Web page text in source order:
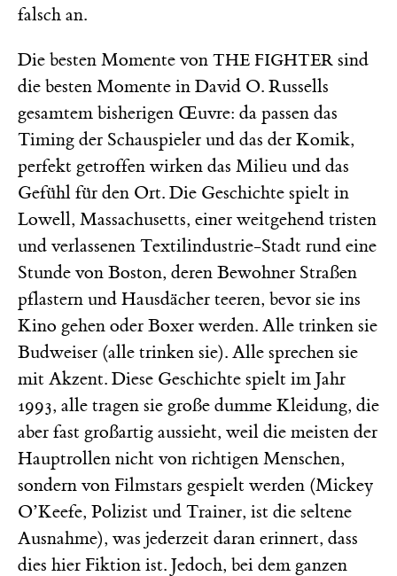
falsch an.
Die besten Momente von THE FIGHTER sind
die besten Momente in David O. Russells
gesamtem bisherigen Œuvre: da passen das
Timing der Schauspieler und das der Komik,
perfekt getroffen wirken das Milieu und das
Gefühl für den Ort. Die Geschichte spielt in
Lowell, Massachusetts, einer weitgehend tristen
und verlassenen Textilindustrie-Stadt rund eine
Stunde von Boston, deren Bewohner Straßen
pflastern und Hausdächer teeren, bevor sie ins
Kino gehen oder Boxer werden. Alle trinken sie
Budweiser (alle trinken sie). Alle sprechen sie
mit Akzent. Diese Geschichte spielt im Jahr
1993, alle tragen sie große dumme Kleidung, die
aber fast großartig aussieht, weil die meisten der
Hauptrollen nicht von richtigen Menschen,
sondern von Filmstars gespielt werden (Mickey
O’Keefe, Polizist und Trainer, ist die seltene
Ausnahme), was jederzeit daran erinnert, dass
dies hier Fiktion ist. Jedoch, bei dem ganzen